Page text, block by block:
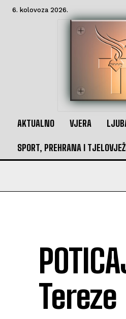
6. kolovoza 2026.
AKTUALNO VJERA
SPORT, PREHRANA I
Tereze